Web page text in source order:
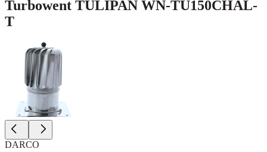
Turbowent TULIPAN WN-TU150CHAL-
T
DARCO